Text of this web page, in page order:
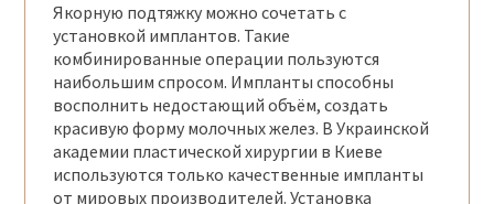
Якорную подтяжку можно сочетать с
установкой имплантов. Такие
комбинированные операции пользуются
наибольшим спросом. Импланты способны
восполнить недостающий объём, создать
красивую форму молочных желез. В Украинской
академии пластической хирургии в Киеве
используются только качественные импланты
от мировых производителей. Установка